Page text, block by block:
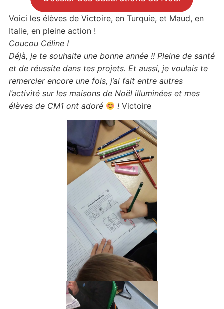
Voici les élèves de Victoire, en Turquie, et Maud, en
Italie, en pleine action !
Coucou Céline !
Déjà, je te souhaite une bonne année !! Pleine de santé
et de réussite dans tes projets. Et aussi, je voulais te
remercier encore une fois, j’ai fait entre autres
l’activité sur les maisons de Noël illuminées et mes
élèves de CM1 ont adoré
! Victoire